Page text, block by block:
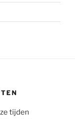
tijden